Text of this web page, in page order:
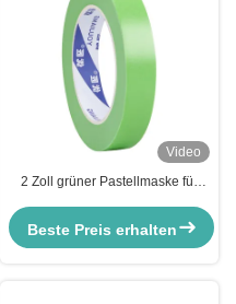
Video
2 Zoll grüner Pastellmaske für
Dekoration Gummi Acryl
Beste Preis erhalten